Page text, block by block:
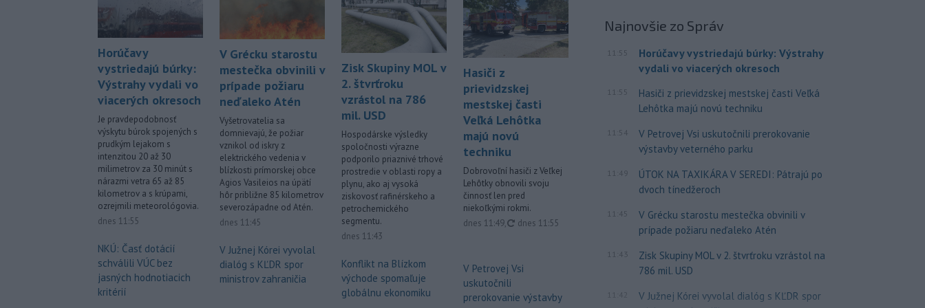
Horúčavy
vystriedajú búrky:
Výstrahy vydali vo
viacerých okresoch
Je pravdepodobnosť
výskytu búrok spojených s
prudkým lejakom s
intenzitou 20 až 30
milimetrov za 30 minút s
nárazmi vetra 65 až 85
kilometrov a s krúpami,
ozrejmili meteorológovia.
dnes 11:55
NKÚ: Časť dotácií
schválili VÚC bez
jasných hodnotiacich
kritérií
V Grécku starostu
mestečka obvinili v
prípade požiaru
neďaleko Atén
Vyšetrovatelia sa
domnievajú, že požiar
vznikol od iskry z
elektrického vedenia v
blízkosti prímorskej obce
Agios Vasileios na úpätí
hôr približne 85 kilometrov
severozápadne od Atén.
dnes 11:45
V Južnej Kórei vyvolal
dialóg s KĽDR spor
ministrov zahraničia
Zisk Skupiny MOL v
2. štvrťroku
vzrástol na 786
mil. USD
Hospodárske výsledky
spoločnosti výrazne
podporilo priaznivé trhové
prostredie v oblasti ropy a
plynu, ako aj vysoká
ziskovosť rafinérskeho a
petrochemického
segmentu.
dnes 11:43
Konflikt na Blízkom
východe spomaľuje
globálnu ekonomiku
Hasiči z
prievidzskej
mestskej časti
Veľká Lehôtka
majú novú
techniku
Dobrovoľní hasiči z Veľkej
Lehôtky obnovili svoju
činnosť len pred
niekoľkými rokmi.
dnes 11:49, aktualizované
dnes 11:55
V Petrovej Vsi
uskutočnili
prerokovanie výstavby
Najnovšie zo Správ
11:55
Horúčavy vystriedajú búrky: Výstrahy
vydali vo viacerých okresoch
11:55
Hasiči z prievidzskej mestskej časti Veľká
Lehôtka majú novú techniku
11:54
V Petrovej Vsi uskutočnili prerokovanie
výstavby veterného parku
11:49
ÚTOK NA TAXIKÁRA V SEREDI: Pátrajú po
dvoch tínedžeroch
11:45
V Grécku starostu mestečka obvinili v
prípade požiaru neďaleko Atén
11:43
Zisk Skupiny MOL v 2. štvrťroku vzrástol na
786 mil. USD
V Južnej Kórei vyvolal dialóg s KĽDR spor